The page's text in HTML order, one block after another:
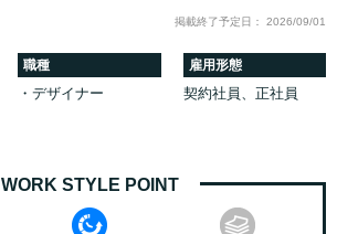
掲載終了予定日： 2026/09/01
職種
・デザイナー
雇用形態
契約社員、正社員
WORK STYLE POINT